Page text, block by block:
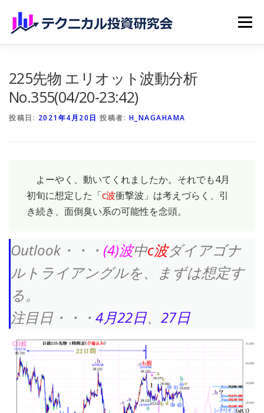
メニュー
225先物 エリオット波動分析
No.355(04/20-23:42)
投稿日: 2021年4月20日 投稿者: H_NAGAHAMA
よーやく、動いてくれましたか。それでも4月
初旬に想定した「c波衝撃波」は考えづらく、引
き続き、面倒臭い系の可能性を念頭。
Outlook・・・ (4)波中c波ダイアゴナ
ルトライアングルを、まずは想定す
る。
注目日・・・ 4月22日、 27日